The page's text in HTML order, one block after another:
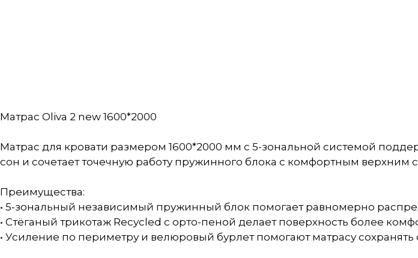
Матрас Oliva 2 new 1600*2000
Матрас для кровати размером 1600*2000 мм с 5-зональной системой
сон и сочетает точечную работу пружинного блока с комфортным верхним
Преимущества:
• 5-зональный независимый пружинный блок помогает равномерно
• Стёганый трикотаж Recycled с орто-пеной делает поверхность более
• Усиление по периметру и велюровый бурлет помогают матрасу сохранять